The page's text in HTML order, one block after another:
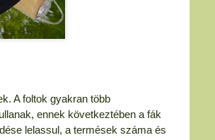
A foltok gyakran több
ennek következtében a fák
lelassul, a termések száma és